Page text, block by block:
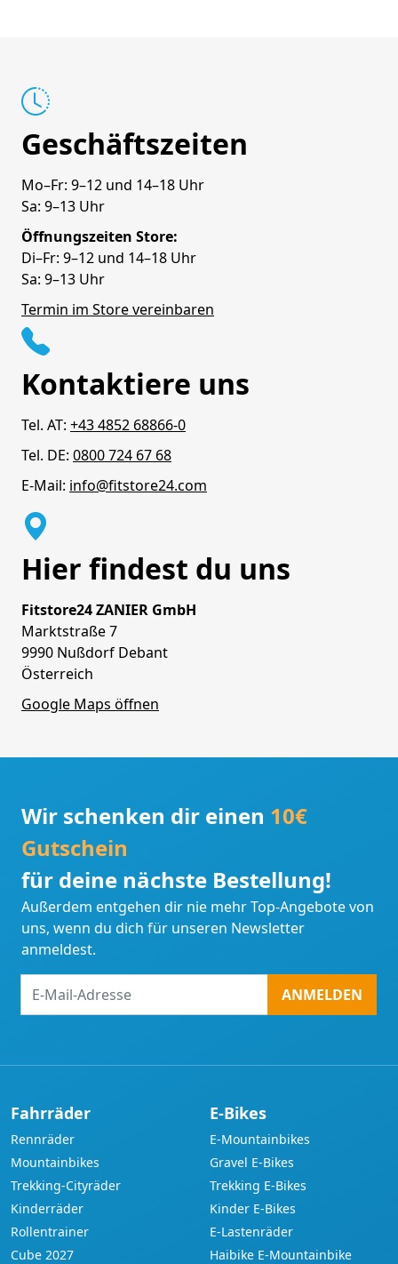
Geschäftszeiten
Mo–Fr: 9–12 und 14–18 Uhr
Sa: 9–13 Uhr
Öffnungszeiten Store:
Di–Fr: 9–12 und 14–18 Uhr
Sa: 9–13 Uhr
Termin im Store vereinbaren
Kontaktiere uns
Tel. AT: +43 4852 68866-0
Tel. DE: 0800 724 67 68
E-Mail: info@fitstore24.com
Hier findest du uns
Fitstore24 ZANIER GmbH
Marktstraße 7
9990 Nußdorf Debant
Österreich
Google Maps öffnen
Wir schenken dir einen 10€
Gutschein
für deine nächste Bestellung!
Außerdem entgehen dir nie mehr Top-Angebote von
uns, wenn du dich für unseren Newsletter
anmeldest.
Mail-
ANMELDEN
Fahrräder
Rennräder
Mountainbikes
Trekking-Cityräder
Kinderräder
Rollentrainer
Cube 2027
E-Bikes
E-Mountainbikes
Gravel E-Bikes
Trekking E-Bikes
Kinder E-Bikes
E-Lastenräder
Haibike E-Mountainbike